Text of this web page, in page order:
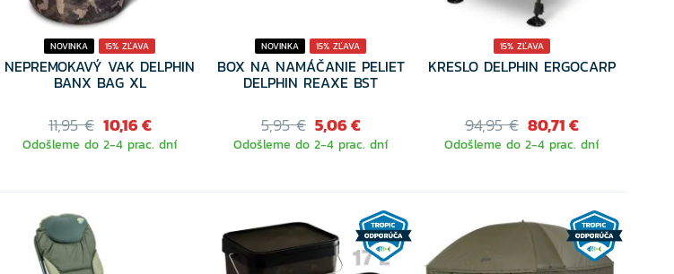
NOVINKA 15% ZĽAVA
NEPREMOKAVÝ VAK DELPHIN
BANX BAG XL
11,95 € 10,16 €
Odošleme do 2-4 prac. dní
NOVINKA 15% ZĽAVA
BOX NA NAMÁČANIE PELIET
DELPHIN REAXE BST
5,95 € 5,06 €
Odošleme do 2-4 prac. dní
15% ZĽAVA
KRESLO DELPHIN ERGOCARP
94,95 € 80,71 €
Odošleme do 2-4 prac. dní